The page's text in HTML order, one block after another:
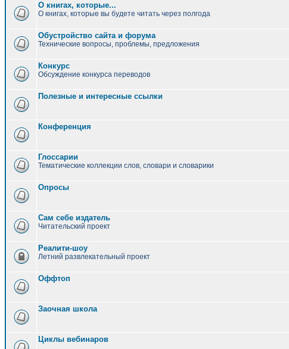
О книгах, которые...
О книгах, которые вы будете читать через полгода
Обустройство сайта и форума
Технические вопросы, проблемы, предложения
Конкурс
Обсуждение конкурса переводов
Полезные и интересные ссылки
Конференция
Глоссарии
Тематические коллекции слов, словари и словарики
Опросы
Сам себе издатель
Читательский проект
Реалити-шоу
Летний развлекательный проект
Оффтоп
Заочная школа
Циклы вебинаров